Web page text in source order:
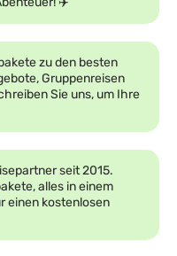
zu den besten
Gruppenreisen
Sie uns, um Ihre
seit 2015.
alles in einem
einen kostenlosen